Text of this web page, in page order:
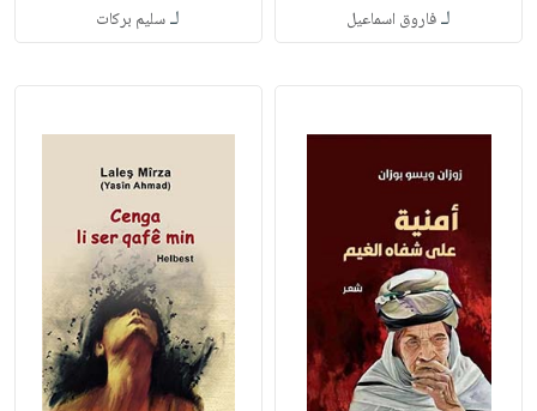
لـفاروق اسماعيل لـسليم بركات